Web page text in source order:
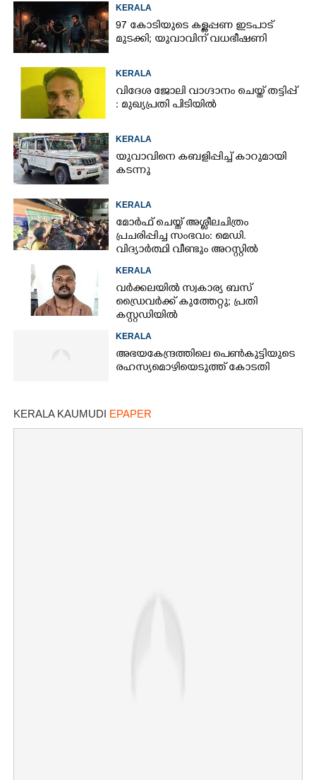
KERALA
97 കോടിയുടെ കള്ളപ്പണ ഇടപാട്
മുടക്കി; യുവാവിന് വധഭീഷണി
KERALA
വിദേശ ജോലി വാഗ്ദാനം ചെയ്ത് തട്ടിപ്പ്
: മുഖ്യപ്രതി പിടിയിൽ
KERALA
യുവാവിനെ കബളിപ്പിച്ച് കാറുമായി
കടന്നു
KERALA
മോർഫ് ചെയ്ത് അശ്ലീലചിത്രം
പ്രചരിപ്പിച്ച സംഭവം: മെഡി.
വിദ്യാർത്ഥി വീണ്ടും അറസ്റ്റിൽ
KERALA
വർക്കലയിൽ സ്വകാര്യ ബസ്
ഡ്രൈവർക്ക് കുത്തേറ്റു; പ്രതി
കസ്റ്റഡിയിൽ
KERALA
അഭയകേന്ദ്രത്തിലെ പെൺകുട്ടിയുടെ
രഹസ്യമൊഴിയെടുത്ത് കോടതി
KERALA KAUMUDI EPAPER